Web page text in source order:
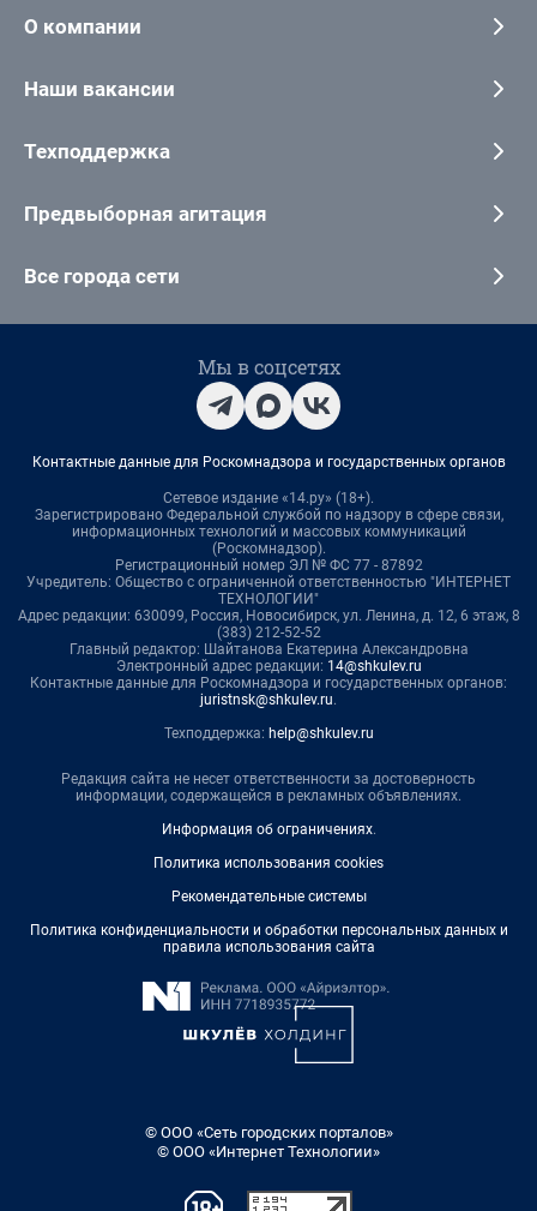
О компании
Наши вакансии
Техподдержка
Предвыборная агитация
Все города сети
Мы в соцсетях
Контактные данные для Роскомнадзора и государственных органов
Сетевое издание «14.ру» (18+).
Зарегистрировано Федеральной службой по надзору в сфере связи,
информационных технологий и массовых коммуникаций
(Роскомнадзор).
Регистрационный номер ЭЛ № ФС 77 - 87892
Учредитель: Общество с ограниченной ответственностью "ИНТЕРНЕТ
ТЕХНОЛОГИИ"
Адрес редакции: 630099, Россия, Новосибирск, ул. Ленина, д. 12, 6 этаж, 8
(383) 212-52-52
Главный редактор: Шайтанова Екатерина Александровна
Электронный адрес редакции: 14@shkulev.ru
Контактные данные для Роскомнадзора и государственных органов:
juristnsk@shkulev.ru.
Техподдержка: help@shkulev.ru
Редакция сайта не несет ответственности за достоверность
информации, содержащейся в рекламных объявлениях.
Информация об ограничениях.
Политика использования cookies
Рекомендательные системы
Политика конфиденциальности и обработки персональных данных и
правила использования сайта
© ООО «Сеть городских порталов»
© ООО «Интернет Технологии»